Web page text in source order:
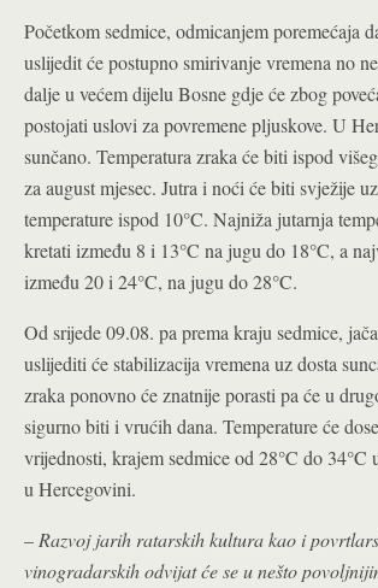
Početkom sedmice, odmicanjem poremećaja
uslijedit će postupno smirivanje vremena no
dalje u većem dijelu Bosne gdje će zbog
postojati uslovi za povremene pljuskove. U
sunčano. Temperatura zraka će biti ispod
za august mjesec. Jutra i noći će biti svježije
temperature ispod 10°C. Najniža jutarnja
kretati između 8 i 13°C na jugu do 18°C, a
između 20 i 24°C, na jugu do 28°C.
Od srijede 09.08. pa prema kraju sedmice,
uslijediti će stabilizacija vremena uz dosta
zraka ponovno će znatnije porasti pa će u
sigurno biti i vrućih dana. Temperature će
vrijednosti, krajem sedmice od 28°C do 34°C
u Hercegovini.
– Razvoj jarih ratarskih kultura kao i
vinogradarskih odvijat će se u nešto